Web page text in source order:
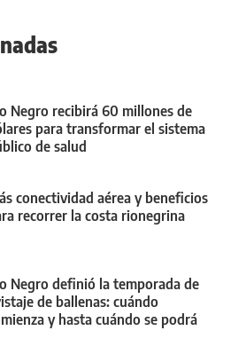
Negro recibirá 60 millones de
para transformar el sistema
de salud
conectividad aérea y beneficios
recorrer la costa rionegrina
Negro definió la temporada de
de ballenas: cuándo
y hasta cuándo se podrá